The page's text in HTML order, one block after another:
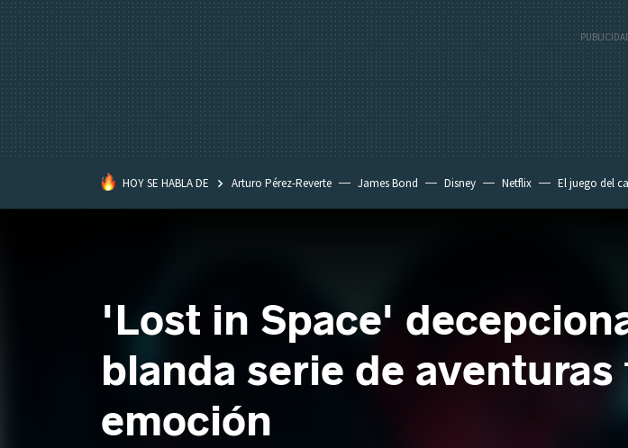
HOY SE HABLA DE Arturo Pérez-Reverte James Bond Disney Netflix El juego del
'Lost in Space'
blanda serie de
emoción